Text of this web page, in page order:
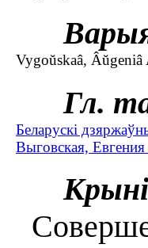
Vygoŭskaâ, Âŭgeniâ
Гл.
Беларускі
Выговская,